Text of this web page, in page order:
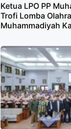
Ketua LPO PP
Trofi Lomba
Muhammadiyah